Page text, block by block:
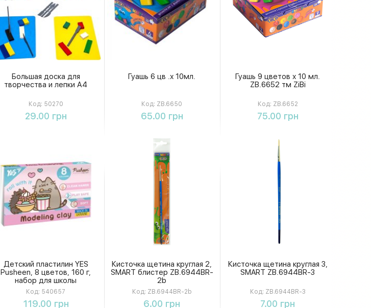
Большая доска для
творчества и лепки А4
Код: 50270
29.00 грн
Купить
Гуашь 6 цв .х 10мл.
Код: ZB.6650
65.00 грн
Купить
Гуашь 9 цветов х 10 мл.
ZB.6652 тм ZiBi
Код: ZB.6652
75.00 грн
Купить
Детский пластилин YES
Pusheen, 8 цветов, 160 г,
набор для школы
Код: 540657
119.00 грн
Купить
Кисточка щетина круглая 2,
SMART блистер ZB.6944BR-
2b
Код: ZB.6944BR-2b
6.00 грн
Кисточка щетина круглая 3,
SMART ZB.6944BR-3
Код: ZB.6944BR-3
7.00 грн